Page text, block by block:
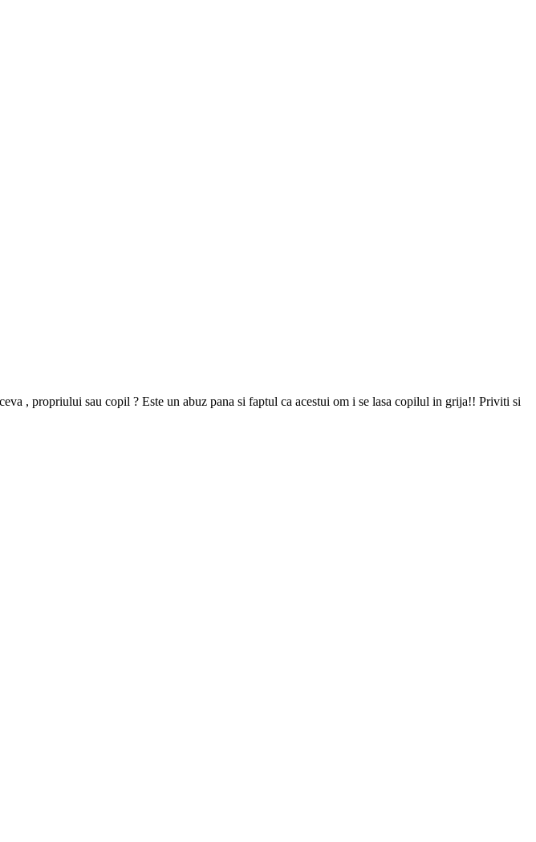
, propriului sau copil ? Este un abuz pana si faptul ca acestui om i se lasa copilul in grija!! Priviti si